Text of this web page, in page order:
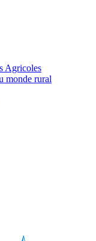
Agricoles
monde rural